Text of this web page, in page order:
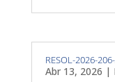
RESOL-2026-
Abr 13, 2026 |